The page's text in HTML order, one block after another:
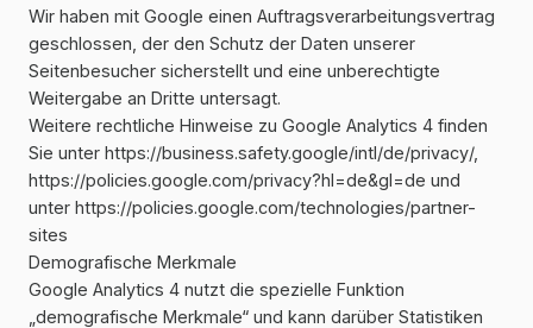
Wir haben mit Google einen Auftragsverarbeitungsvertrag
geschlossen, der den Schutz der Daten unserer
Seitenbesucher sicherstellt und eine unberechtigte
Weitergabe an Dritte untersagt.
Weitere rechtliche Hinweise zu Google Analytics 4 finden
Sie unter https://business.safety.google/intl/de/privacy/,
https://policies.google.com/privacy?hl=de&gl=de und
unter https://policies.google.com/technologies/partner-
sites
Demografische Merkmale
Google Analytics 4 nutzt die spezielle Funktion
„demografische Merkmale“ und kann darüber Statistiken